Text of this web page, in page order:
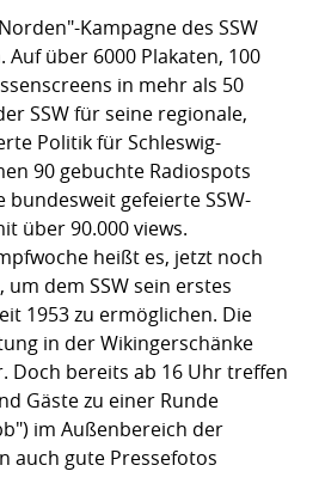
Kampagne des SSW
über 6000 Plakaten, 100
in mehr als 50
SSW für seine regionale,
Politik für Schleswig-
90 gebuchte Radiospots
gefeierte SSW-
über 90.000 views.
heißt es, jetzt noch
um dem SSW sein erstes
1953 zu ermöglichen. Die
in der Wikingerschänke
Doch bereits ab 16 Uhr treffen
Gäste zu einer Runde
im Außenbereich der
auch gute Pressefotos